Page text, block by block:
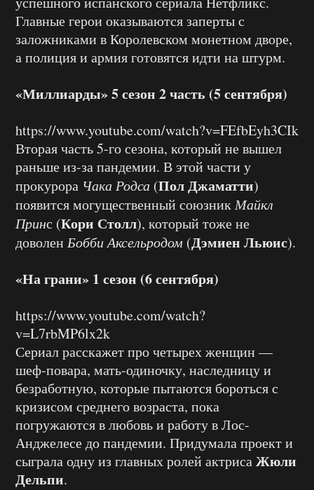
Главные герои оказываются заперты с
заложниками в Королевском монетном дворе,
а полиция и армия готовятся идти на штурм.
«Миллиарды» 5 сезон 2 часть (5 сентября)
https://www.youtube.com/watch?v=FEfbEyh3CIk
Вторая часть 5-го сезона, который не вышел
раньше из-за пандемии. В этой части у
прокурора Чака Родса (Пол Джаматти)
появится могущественный союзник Майкл
Принс (Кори Столл), который тоже не
доволен Бобби Аксельродом (Дэмиен Льюис).
«На грани» 1 сезон (6 сентября)
https://www.youtube.com/watch?
v=L7rbMP6lx2k
Сериал расскажет про четырех женщин —
шеф-повара, мать-одиночку, наследницу и
безработную, которые пытаются бороться с
кризисом среднего возраста, пока
погружаются в любовь и работу в Лос-
Анджелесе до пандемии. Придумала проект и
сыграла одну из главных ролей актрисаЖюли
Дельпи.